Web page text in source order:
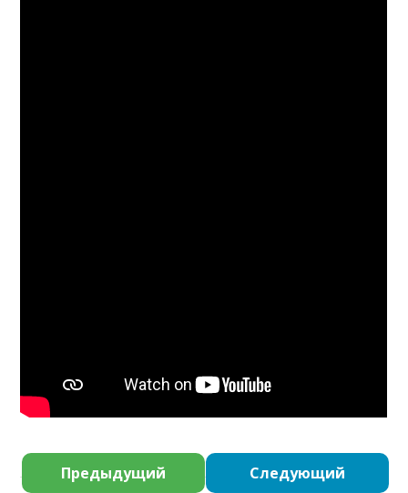
Предыдущий Следующий